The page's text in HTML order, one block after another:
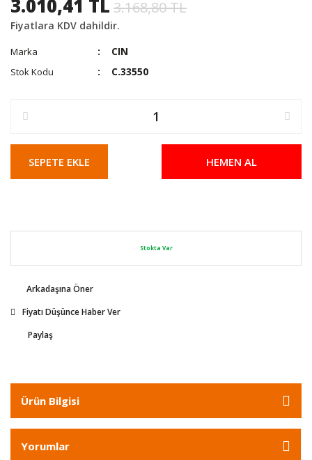
3.010,41 TL 3.168,80 TL
Fiyatlara KDV dahildir.
Marka CIN
Stok Kodu C.33550
SEPETE EKLE HEMEN AL
Stokta Var
Arkadaşına Öner
Fiyatı Düşünce Haber Ver
Paylaş
Ürün Bilgisi
Yorumlar